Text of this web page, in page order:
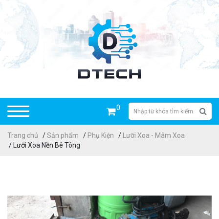
0
Trang chủ /Sản phẩm / Phụ Kiện /
Lưỡi Xoa - Mâm Xoa
/ Lưỡi Xoa Nền Bê Tông